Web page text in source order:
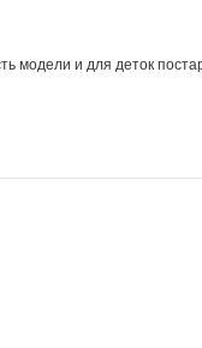
модели и для деток